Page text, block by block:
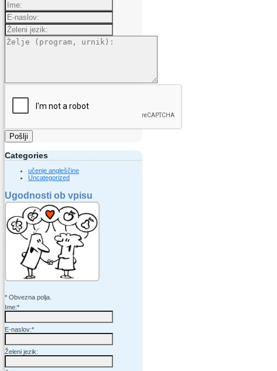
Pošlji
Categories
učenje angleščine
Uncategorized
Ugodnosti ob vpisu
* Obvezna polja.
Ime:*
E-naslov:*
Želeni jezik: